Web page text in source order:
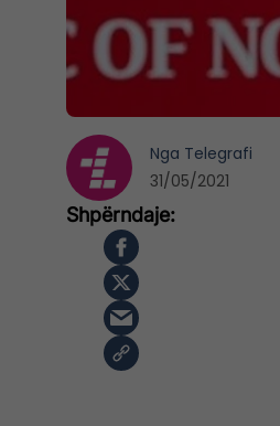
Nga Telegrafi
31/05/2021